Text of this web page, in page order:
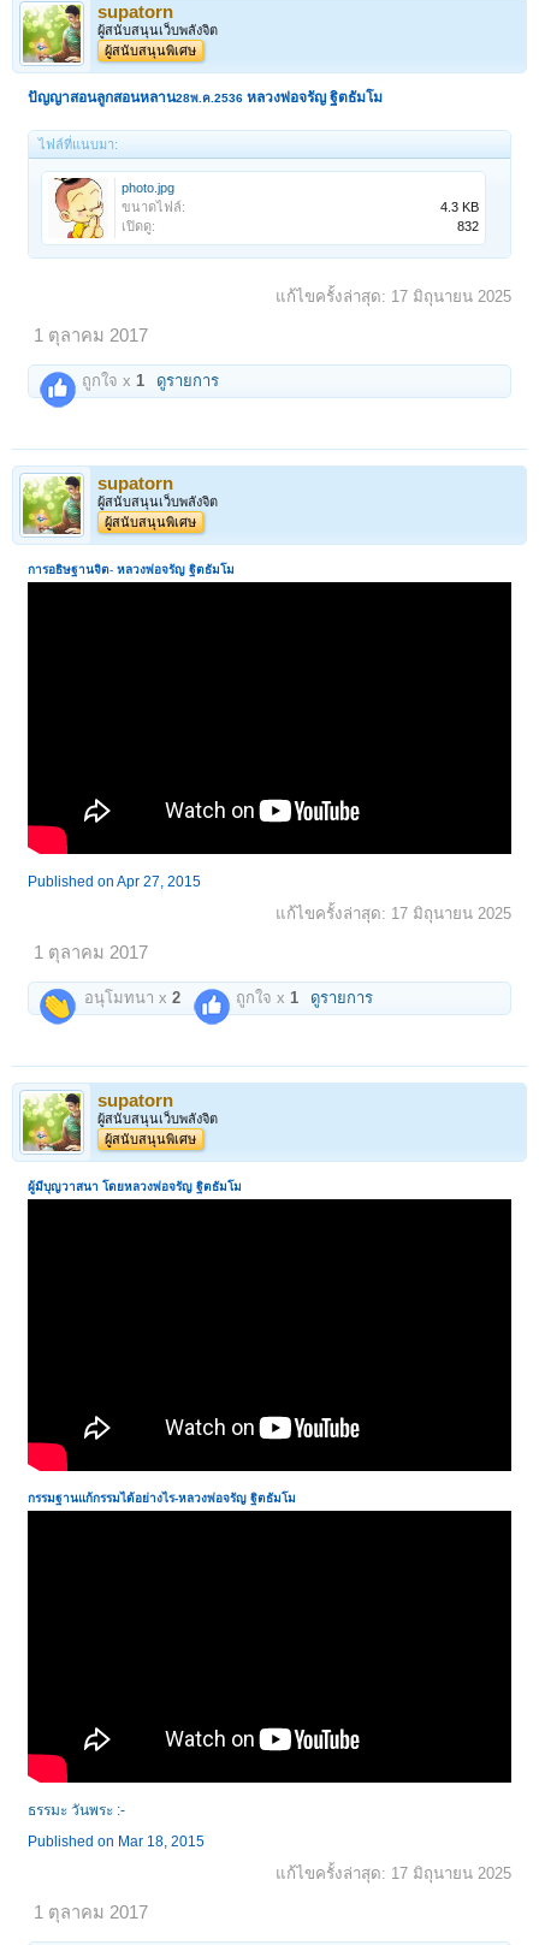
supatorn
ผู้สนับสนุนเว็บพลังจิต
ผู้สนับสนุนพิเศษ
ปัญญาสอนลูกสอนหลาน28พ.ค.2536 หลวงพ่อจรัญ ฐิตธัมโม
ไฟล์ที่แนบมา:
photo.jpg
ขนาดไฟล์:
4.3 KB
เปิดดู:
832
แก้ไขครั้งล่าสุด: 17 มิถุนายน 2025
1 ตุลาคม 2017
ถูกใจ x 1 ดูรายการ
supatorn
ผู้สนับสนุนเว็บพลังจิต
ผู้สนับสนุนพิเศษ
การอธิษฐานจิต- หลวงพ่อจรัญ ฐิตธัมโม
Published on Apr 27, 2015
แก้ไขครั้งล่าสุด: 17 มิถุนายน 2025
1 ตุลาคม 2017
อนุโมทนา x2 ถูกใจ x 1 ดูรายการ
supatorn
ผู้สนับสนุนเว็บพลังจิต
ผู้สนับสนุนพิเศษ
ผู้มีบุญวาสนา โดยหลวงพ่อจรัญ ฐิตธัมโม
กรรมฐานแก้กรรมได้อย่างไร-หลวงพ่อจรัญ ฐิตธัมโม
ธรรมะ วันพระ :-
Published on Mar 18, 2015
แก้ไขครั้งล่าสุด: 17 มิถุนายน 2025
1 ตุลาคม 2017